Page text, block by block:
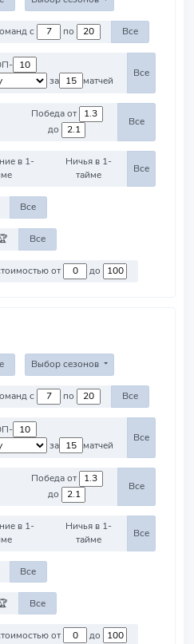
Против команд с по Все
за
матчей
Все
Победа от
до
Все
в 1-
Ничья в 1-
тайме
Все
Все
Все
Против команд со стоимостью от до
Выбор сезонов
Против команд с по Все
за
матчей
Все
Победа от
до
Все
в 1-
Ничья в 1-
тайме
Все
Все
Все
Против команд со стоимостью от до